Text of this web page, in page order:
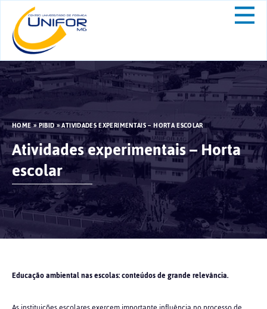
HOME»PIBID»ATIVIDADES EXPERIMENTAIS – HORTA ESCOLAR
Atividades experimentais – Horta
escolar
Educação ambiental nas escolas: conteúdos de grande relevância.